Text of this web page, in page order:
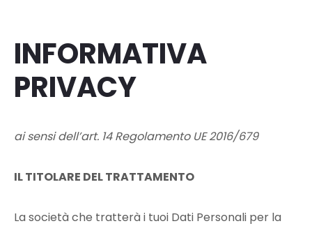
INFORMATIVA
PRIVACY
ai sensi dell’art. 14 Regolamento UE 2016/679
IL TITOLARE DEL TRATTAMENTO
La società che tratterà i tuoi Dati Personali per la